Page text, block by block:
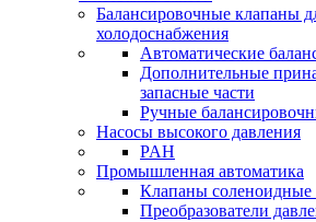
Балансировочные клапаны
холодоснабжения
Автоматические
Дополнительные
запасные части
Ручные
Насосы высокого давления
PAH
Промышленная автоматика
Клапаны соленоидные
Преобразователи